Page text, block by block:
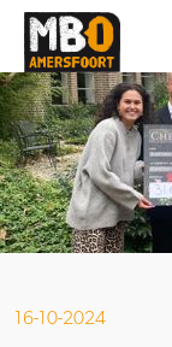
16-10-2024